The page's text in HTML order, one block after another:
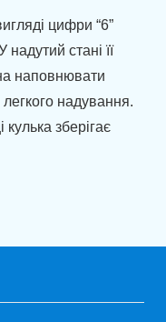
цифри “6”
стані її
наповнювати
надування.
кулька зберігає